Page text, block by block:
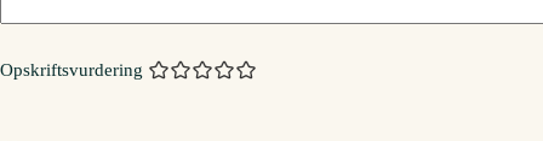
Opskriftsvurdering